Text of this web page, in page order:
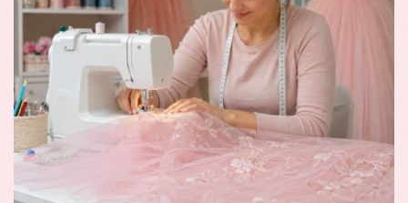
Notre Robe Princesse Enfant est confectionnée dans
une matière douce et confortable pour que votre fille
puisse s'amuser et bouger à son gré.
Notre conseil taille
Ce modèle taille normal, sélectionnez votre taille
Guide des Tailles